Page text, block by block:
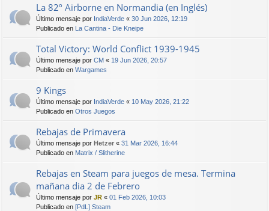
La 82º Airborne en Normandia (en Inglés)
Último mensaje por IndiaVerde « 30 Jun 2026, 12:19
Publicado en La Cantina - Die Kneipe
Total Victory: World Conflict 1939-1945
Último mensaje por CM « 19 Jun 2026, 20:57
Publicado en Wargames
9 Kings
Último mensaje por IndiaVerde « 10 May 2026, 21:22
Publicado en Otros Juegos
Rebajas de Primavera
Último mensaje por Hetzer « 31 Mar 2026, 16:44
Publicado en Matrix / Slitherine
Rebajas en Steam para juegos de mesa. Termina
mañana dia 2 de Febrero
Último mensaje por JR « 01 Feb 2026, 10:03
Publicado en [PdL] Steam